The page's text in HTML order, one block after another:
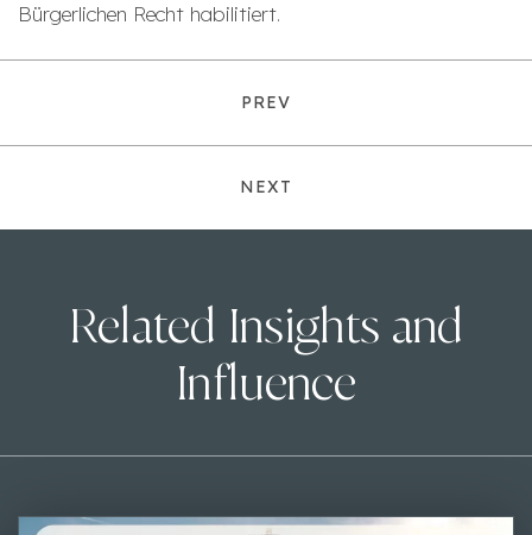
Bürgerlichen Recht habilitiert.
PREV
NEXT
Related Insights and
Influence